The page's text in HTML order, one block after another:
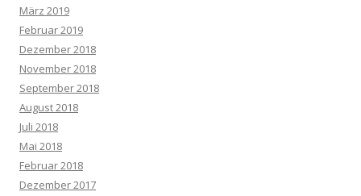
März 2019
Februar 2019
Dezember 2018
November 2018
September 2018
August 2018
Juli 2018
Mai 2018
Februar 2018
Dezember 2017